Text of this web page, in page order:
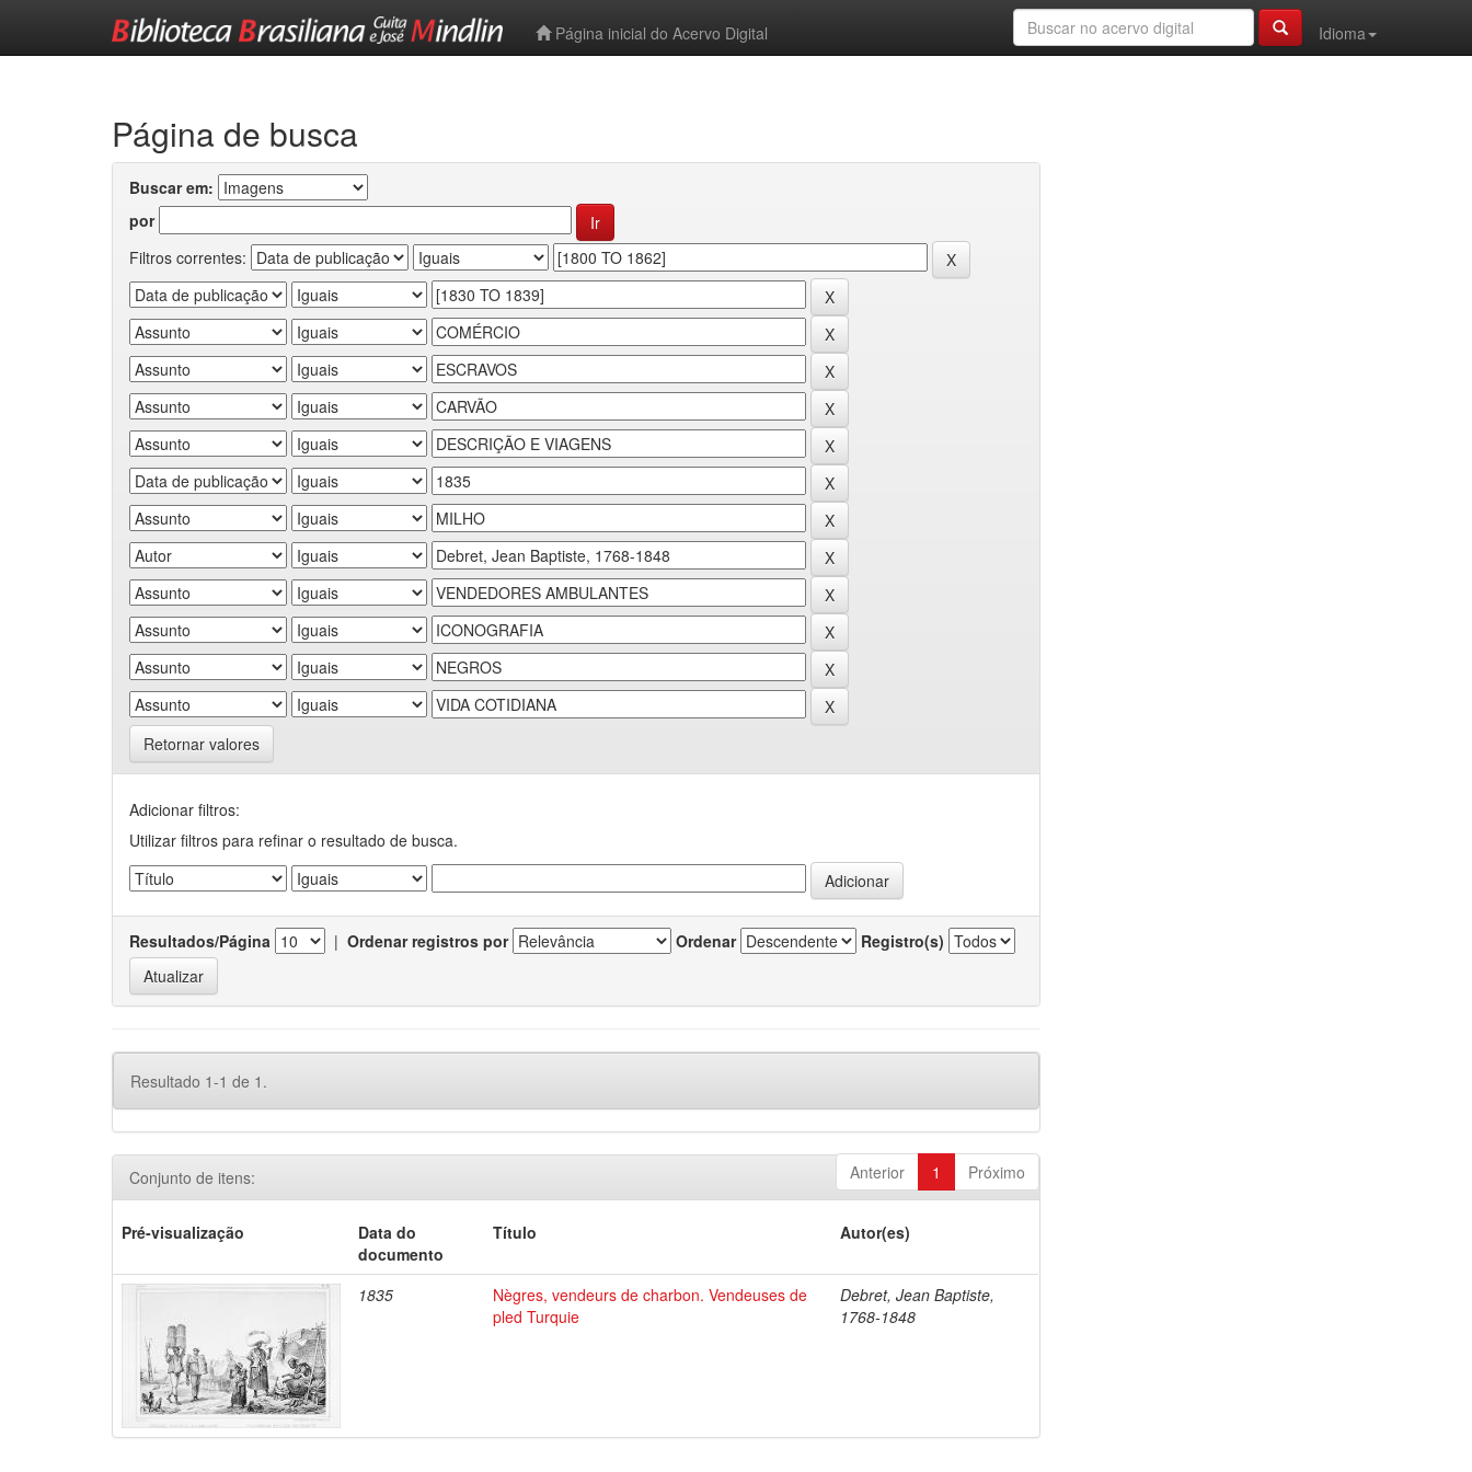
Página inicial do Acervo Digital
Idioma
Página de busca
Buscar em:
por
Filtros correntes:
Retornar valores
Adicionar filtros:
Utilizar filtros para refinar o resultado de busca.
Resultados/Página | Ordenar registros por Ordenar Registro(s)
Resultado 1-1 de 1.
Anterior 1 Próximo
Conjunto de itens:
Pré-visualização
Data do
documento
Título Autor(es)
1835
Nègres, vendeurs de charbon. Vendeuses de
pled Turquie
Debret, Jean Baptiste,
1768-1848